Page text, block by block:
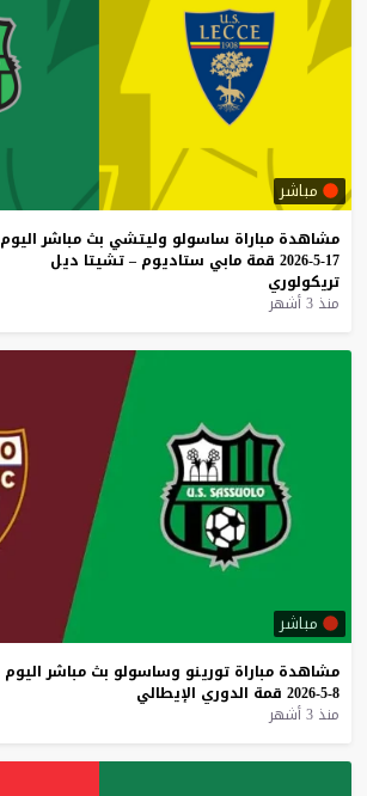
مباشر
مشاهدة مباراة ساسولو وليتشي بث مباشر اليوم
17-5-2026
قمة مابي ستاديوم – تشيتا ديل
تريكولوري
منذ 3 أشهر
مباشر
مشاهدة مباراة تورينو وساسولو بث مباشر اليوم
8-5-2026
قمة الدوري الإيطالي
منذ 3 أشهر